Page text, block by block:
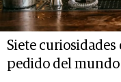
Siete
pedido del mundo